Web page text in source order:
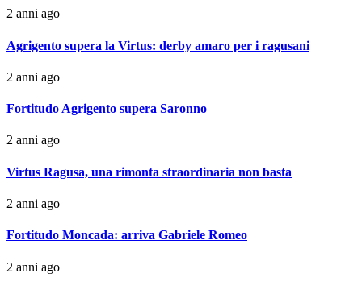
2 anni ago
Agrigento supera la Virtus: derby amaro per i ragusani
2 anni ago
Fortitudo Agrigento supera Saronno
2 anni ago
Virtus Ragusa, una rimonta straordinaria non basta
2 anni ago
Fortitudo Moncada: arriva Gabriele Romeo
2 anni ago